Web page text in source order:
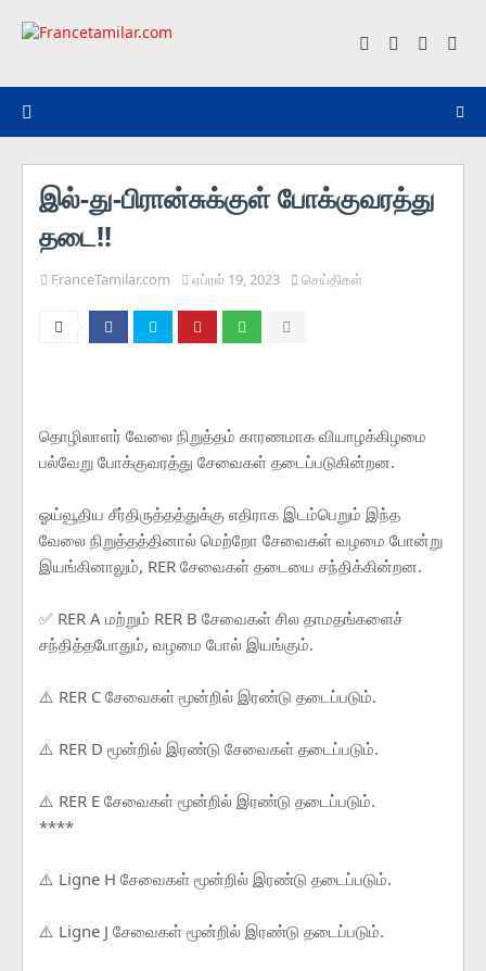
இல்-து-பிரான்சுக்குள் போக்குவரத்து
தடை!!
FranceTamilar.com ஏப்ரல் 19, 2023 செய்திகள்
தொழிலாளர் வேலை நிறுத்தம் காரணமாக வியாழக்கிழமை
பல்வேறு போக்குவரத்து சேவைகள் தடைப்படுகின்றன.
ஓய்வூதிய சீர்திருத்தத்துக்கு எதிராக இடம்பெறும் இந்த
வேலை நிறுத்தத்தினால் மெற்றோ சேவைகள் வழமை போன்று
இயங்கினாலும், RER சேவைகள் தடையை சந்திக்கின்றன.
✅ RER A மற்றும் RER B சேவைகள் சில தாமதங்களைச்
சந்தித்தபோதும், வழமை போல் இயங்கும்.
⚠️ RER C சேவைகள் மூன்றில் இரண்டு தடைப்படும்.
⚠️ RER D மூன்றில் இரண்டு சேவைகள் தடைப்படும்.
⚠️ RER E சேவைகள் மூன்றில் இரண்டு தடைப்படும்.
****
⚠️ Ligne H சேவைகள் மூன்றில் இரண்டு தடைப்படும்.
⚠️ Ligne J சேவைகள் மூன்றில் இரண்டு தடைப்படும்.